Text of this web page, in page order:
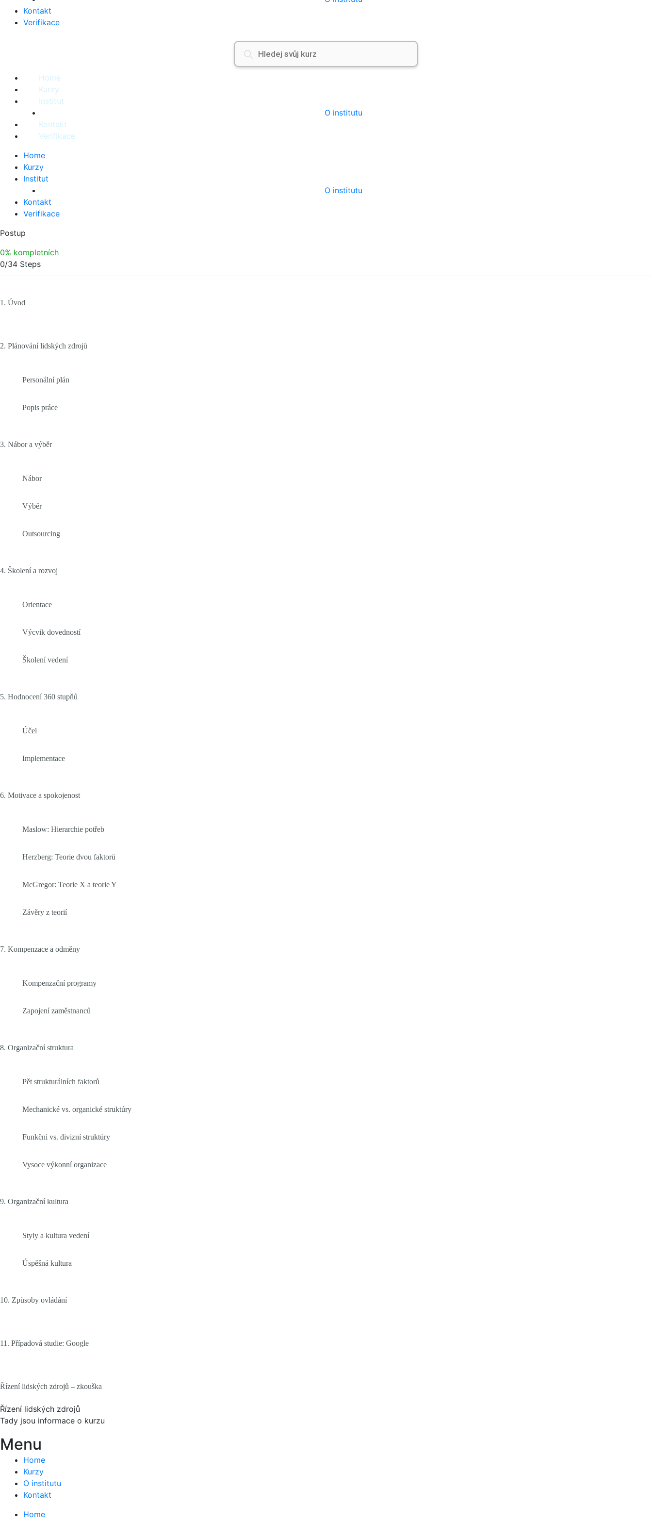
Kontakt
Verifikace
Products
search
Home
Kurzy
Institut
O institutu
Kontakt
Verifikace
Home
Kurzy
Institut
O institutu
Kontakt
Verifikace
Postup
0% kompletních
0/34 Steps
1. Úvod
2. Plánování lidských zdrojů
Personální plán
Popis práce
3. Nábor a výběr
Nábor
Výběr
Outsourcing
4. Školení a rozvoj
Orientace
Výcvik dovedností
Školení vedení
5. Hodnocení 360 stupňů
Účel
Implementace
6. Motivace a spokojenost
Maslow: Hierarchie potřeb
Herzberg: Teorie dvou faktorů
McGregor: Teorie X a teorie Y
Závěry z teorií
7. Kompenzace a odměny
Kompenzační programy
Zapojení zaměstnanců
8. Organizační struktura
Pět strukturálních faktorů
Mechanické vs. organické struktúry
Funkční vs. divizní struktúry
Vysoce výkonní organizace
9. Organizační kultura
Styly a kultura vedení
Úspěšná kultura
10. Způsoby ovládání
11. Případová studie: Google
Řízení lidských zdrojů – zkouška
Řízení lidských zdrojů
Tady jsou informace o kurzu
Menu
Home
Kurzy
O institutu
Kontakt
Home